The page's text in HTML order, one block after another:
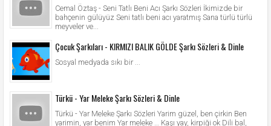
Cemal Öztaş - Seni Tatlı Beni Acı Şarkı Sözleri İkimizde bir
bahçenin gülüyüz Seni tatlı beni acı yaratmış Sana türlü türlü
meyveler ve...
Çocuk Şarkıları - KIRMIZI BALIK GÖLDE Şarkı Sözleri & Dinle
Sosyal medyada sıkı bir ...
Türkü - Yar Meleke Şarkı Sözleri & Dinle
Türkü - Yar Meleke Şarkı Sözleri Yarim güzel, ben çirkin Ben
yarimin, yar benim Yar meleke … Kaşı yay, kirpiği ok Dili bal,